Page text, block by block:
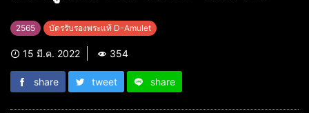
2565 บัตรรับรองพระแท้ D-Amulet
15 มี.ค. 2022 354
share tweet share